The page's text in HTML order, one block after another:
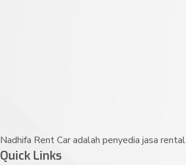
Nadhifa Rent Car adalah penyedia jasa
Quick Links